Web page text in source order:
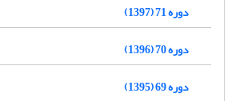
دوره 71 (1397)
دوره 70 (1396)
دوره 69 (1395)